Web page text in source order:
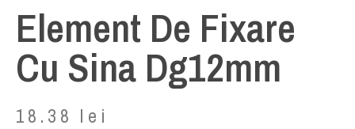
Element De Fixare
Cu Sina Dg12mm
18.38 lei